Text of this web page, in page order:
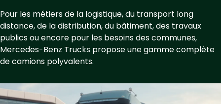
Pour les métiers de la logistique, du transport long
distance, de la distribution, du bâtiment, des travaux
publics ou encore pour les besoins des communes,
Mercedes-Benz Trucks propose une gamme complète
de camions polyvalents.